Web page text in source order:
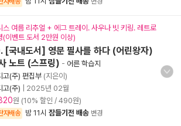
스 여름 리추얼 + 에그 트레이. 사우나 빗 키링. 레트로
(이벤트 도서 2만원 이상)
[국내도서] 영문 필사를 하다 (어린왕자)
노트 (스프링) - 어른 학습지
고(주) 편집부 (지은이)
고(주)
2025년 02월
원 (10% 할인 / 490원)
자배송 밤 11시 잠들기전 배송 변경